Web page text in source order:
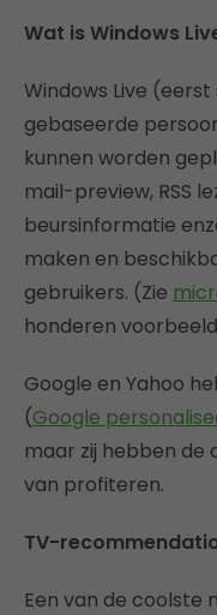
Wat is Windows
Windows Live
gebaseerde
kunnen worden
mail-preview, RSS
beursinformatie
maken en
gebruikers. (Zie
honderen
Google en Yahoo
(Google
maar zij hebben de
van profiteren.
TV-
Een van de coolste